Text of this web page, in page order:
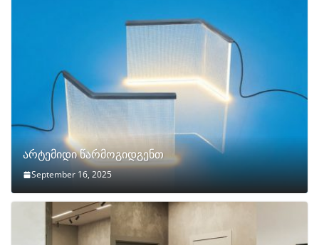
არტემიდი წარმოგიდგენთ
September 16, 2025